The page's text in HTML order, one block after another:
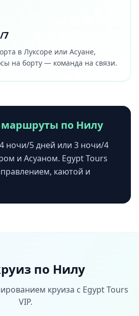
7
в Луксоре или Асуане,
на борту — команда на связи.
по Нилу
ночи/5 дней или 3 ночи/4
и Асуаном. Egypt Tours
каютой и
по Нилу
круиза с Egypt Tours
VIP.